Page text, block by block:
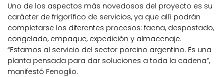
Uno de los aspectos más novedosos del proyecto es su
carácter de frigorífico de servicios, ya que allí podrán
completarse los diferentes procesos: faena, despostado,
congelado, empaque, expedición y almacenaje.
“Estamos al servicio del sector porcino argentino. Es una
planta pensada para dar soluciones a toda la cadena”,
manifestó Fenoglio.